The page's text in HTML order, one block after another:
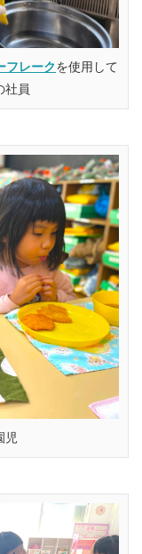
フレークを使用して
社員
児